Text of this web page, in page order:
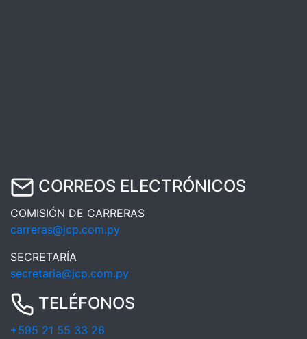
CORREOS ELECTRÓNICOS
COMISIÓN DE CARRERAS
carreras@jcp.com.py
SECRETARÍA
secretaria@jcp.com.py
TELÉFONOS
+595 21 55 33 26